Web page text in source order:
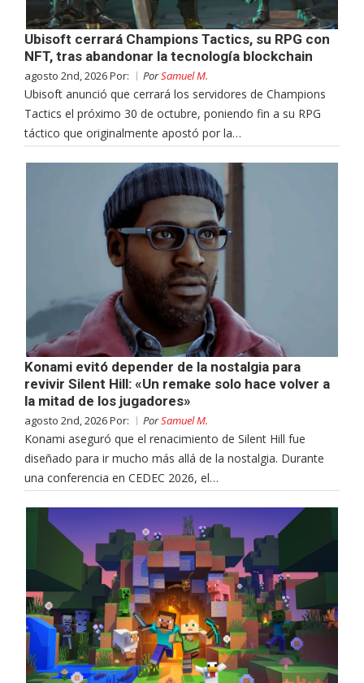
Ubisoft cerrará Champions Tactics, su RPG con
NFT, tras abandonar la tecnología blockchain
agosto 2nd, 2026 Por: PorSamuel M.
Ubisoft anunció que cerrará los servidores de Champions
Tactics el próximo 30 de octubre, poniendo fin a su RPG
táctico que originalmente apostó por la…
Konami evitó depender de la nostalgia para
revivir Silent Hill: «Un remake solo hace volver a
la mitad de los jugadores»
agosto 2nd, 2026 Por: PorSamuel M.
Konami aseguró que el renacimiento de Silent Hill fue
diseñado para ir mucho más allá de la nostalgia. Durante
una conferencia en CEDEC 2026, el…